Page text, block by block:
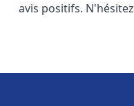
avis positifs. N'hésitez